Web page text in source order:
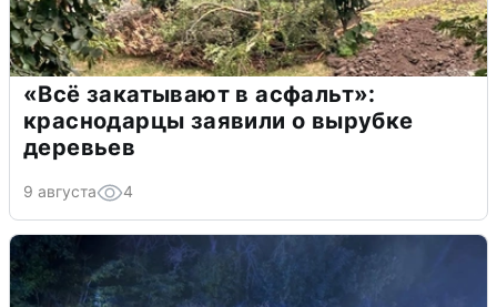
«Всё закатывают в асфальт»:
краснодарцы заявили о вырубке
деревьев
9 августа 4